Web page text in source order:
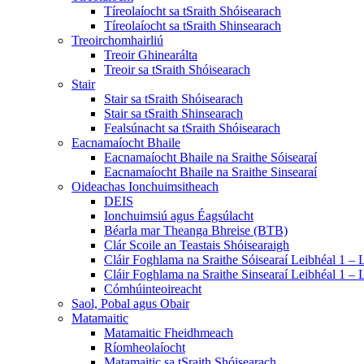
Tíreolaíocht sa tSraith Shóisearach
Tíreolaíocht sa tSraith Shinsearach
Treoirchomhairliú
Treoir Ghinearálta
Treoir sa tSraith Shóisearach
Stair
Stair sa tSraith Shóisearach
Stair sa tSraith Shinsearach
Fealsúnacht sa tSraith Shóisearach
Eacnamaíocht Bhaile
Eacnamaíocht Bhaile na Sraithe Sóisearaí
Eacnamaíocht Bhaile na Sraithe Sinsearaí
Oideachas Ionchuimsitheach
DEIS
Ionchuimsiú agus Éagsúlacht
Béarla mar Theanga Bhreise (BTB)
Clár Scoile an Teastais Shóisearaigh
Cláir Foghlama na Sraithe Sóisearaí Leibhéal 1 –
Cláir Foghlama na Sraithe Sinsearaí Leibhéal 1 –
Cómhúinteoireacht
Saol, Pobal agus Obair
Matamaitic
Matamaitic Fheidhmeach
Ríomheolaíocht